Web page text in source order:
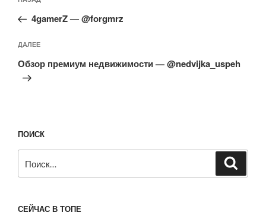
по
записям
запись:
4gamerZ — @forgmrz
Следующая
запись
ДАЛЕЕ
Обзор премиум недвижимости — @nedvijka_uspeh
ПОИСК
СЕЙЧАС В ТОПЕ